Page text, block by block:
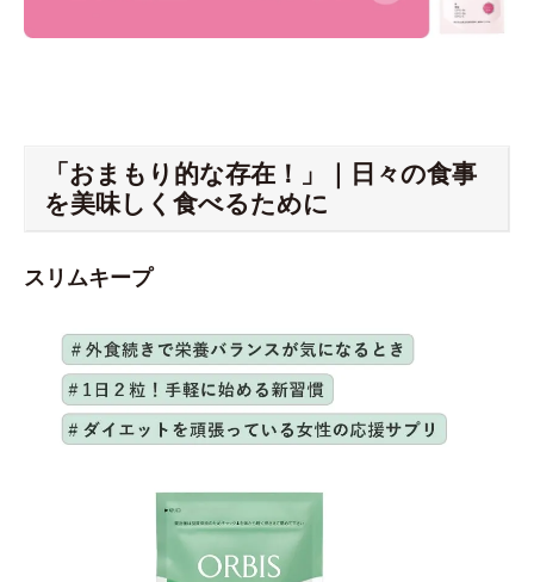
「おまもり的な存在！」｜日々の食事
を美味しく食べるために
スリムキープ